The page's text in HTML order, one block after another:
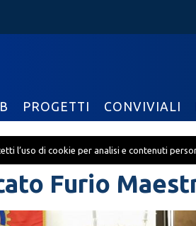
l’uso di cookie per analisi e contenuti
Furio
PROGETTI CONVIVIALI